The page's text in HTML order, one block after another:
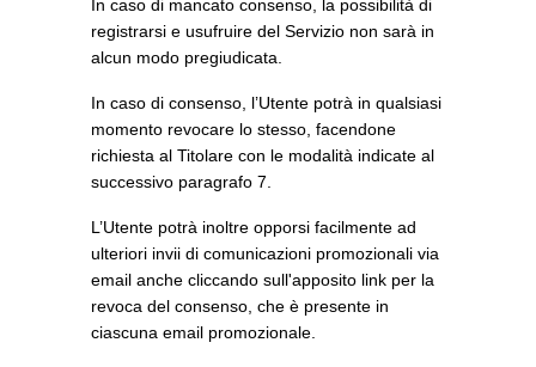
In caso di mancato consenso, la possibilità di
registrarsi e usufruire del Servizio non sarà in
alcun modo pregiudicata.
In caso di consenso, l’Utente potrà in qualsiasi
momento revocare lo stesso, facendone
richiesta al Titolare con le modalità indicate al
successivo paragrafo 7.
L’Utente potrà inoltre opporsi facilmente ad
ulteriori invii di comunicazioni promozionali via
email anche cliccando sull'apposito link per la
revoca del consenso, che è presente in
ciascuna email promozionale.